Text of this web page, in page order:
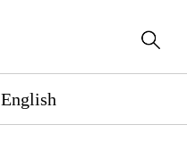
English